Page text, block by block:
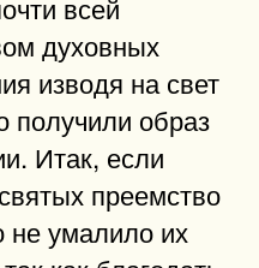
духовных
изводя на свет
получили образ
Итак, если
преемство
не умалило их